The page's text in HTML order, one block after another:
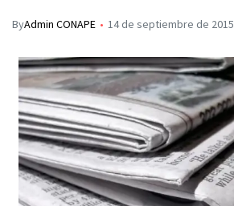
ByAdmin CONAPE 14 de septiembre de 2015